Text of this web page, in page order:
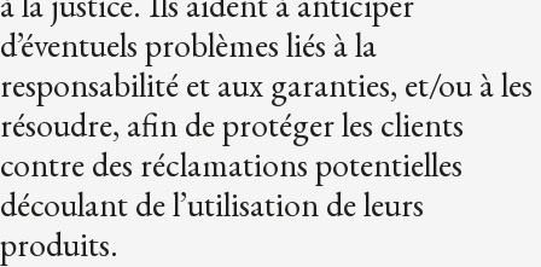
d’éventuels problèmes liés à la
responsabilité et aux garanties, et/ou à les
résoudre, afin de protéger les clients
contre des réclamations potentielles
découlant de l’utilisation de leurs
produits.